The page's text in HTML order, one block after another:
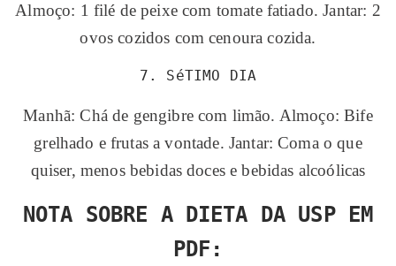
Almoço: 1 filé de peixe com tomate fatiado. Jantar: 2
ovos cozidos com cenoura cozida.
7. SéTIMO DIA
Manhã: Chá de gengibre com limão. Almoço: Bife
grelhado e frutas a vontade. Jantar: Coma o que
quiser, menos bebidas doces e bebidas alcoólicas
NOTA SOBRE A DIETA DA USP EM
PDF: